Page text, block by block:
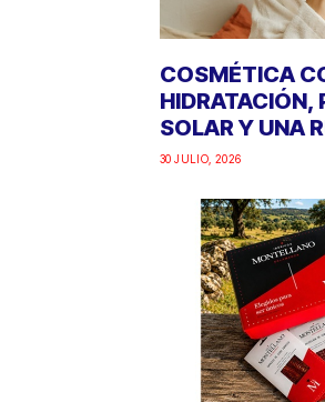
COSMÉTICA
HIDRATACIÓN,
SOLAR Y UNA
30 JULIO, 2026